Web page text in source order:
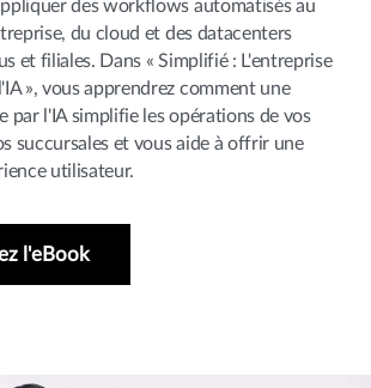
des workflows automatisés au
du cloud et des datacenters
et filiales. Dans « Simplifié : L'entreprise
», vous apprendrez comment une
par l'IA simplifie les opérations de vos
succursales et vous aide à offrir une
utilisateur.
l'eBook